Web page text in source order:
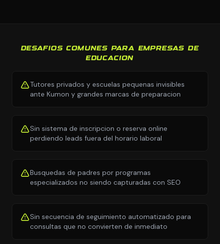
DESAFIOS COMUNES PARA EMPRESAS DE
EDUCACION
Tutores privados y escuelas pequenas invisibles
ante Kumon y grandes marcas de preparacion
Sin sistema de inscripcion o reserva online
perdiendo leads fuera del horario laboral
Busquedas de padres por programas
especializados no siendo capturadas con SEO
Sin secuencia de seguimiento automatizado para
consultas que no convierten de inmediato